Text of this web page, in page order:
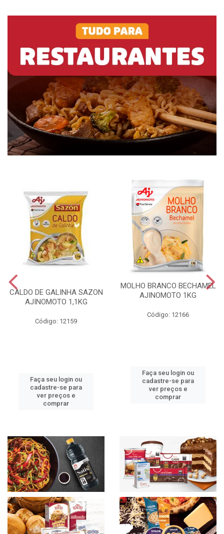
CALDO DE GALINHA SAZON
AJINOMOTO 1,1KG
Código: 12159
Faça seu login ou
cadastre-se para
ver preços e
comprar
MOLHO BRANCO BECHAMEL
AJINOMOTO 1KG
Código: 12166
Faça seu login ou
cadastre-se para
ver preços e
comprar